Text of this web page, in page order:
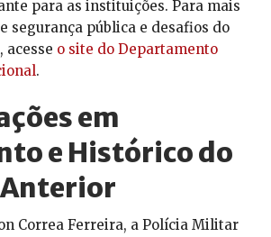
para as instituições. Para mais
segurança pública e desafios do
acesse o site do Departamento
.
em
e Histórico do
Correa Ferreira, a Polícia Militar